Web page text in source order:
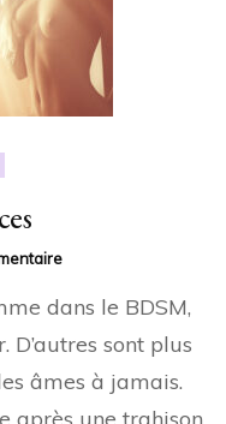
sur
dans le BDSM,
sont plus
âmes à jamais.